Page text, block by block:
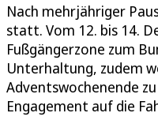
Nach mehrjähriger
statt. Vom 12. bis 14.
Fußgängerzone zum
Unterhaltung, zudem
Adventswochenende
Engagement auf die